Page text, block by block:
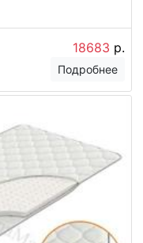
18683 р.
Подробнее